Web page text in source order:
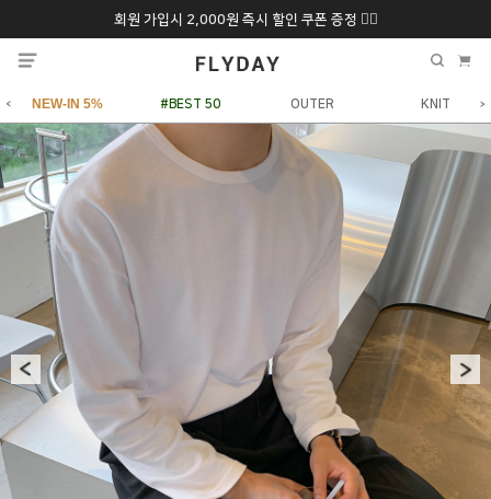
회원 가입시 2,000원 즉시 할인 쿠폰 증정 ❤️‍🔥
추석 특별 할인 10~20% 9/6 화 ~ 9/12월
NEW-IN 5% #BEST 50 OUTER KNIT